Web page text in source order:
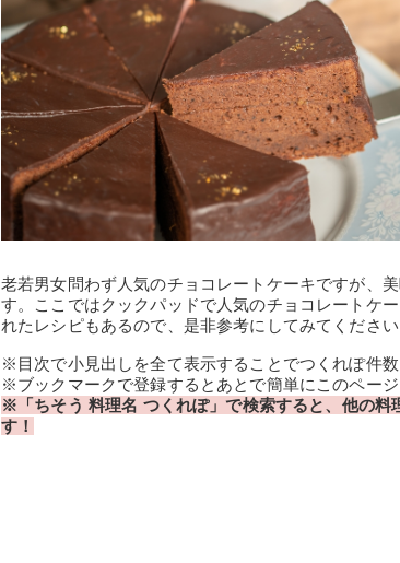
老若男女問わず人気のチョコレートケーキですが、
す。ここではクックパッドで人気のチョコレートケ
れたレシピもあるので、是非参考にしてみてください
※目次で小見出しを全て表示することでつくれぽ件数
※ブックマークで登録するとあとで簡単にこのページ
※「ちそう 料理名 つくれぽ」で検索すると、他の料
す！